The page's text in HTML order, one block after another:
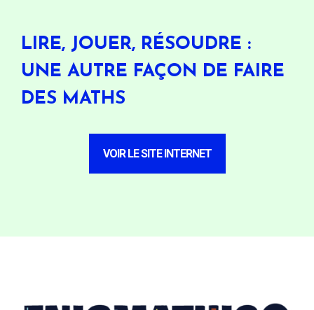
LIRE, JOUER, RÉSOUDRE :
UNE AUTRE FAÇON DE FAIRE
DES MATHS
VOIR LE SITE INTERNET